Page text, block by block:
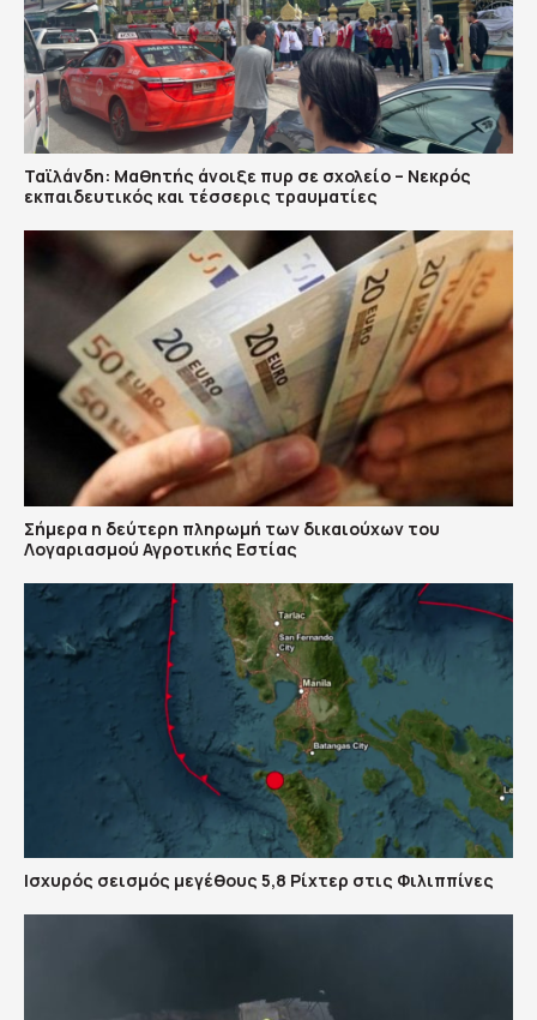
Ταϊλάνδη: Μαθητής άνοιξε πυρ σε σχολείο – Νεκρός
εκπαιδευτικός και τέσσερις τραυματίες
Σήμερα η δεύτερη πληρωμή των δικαιούχων του
Λογαριασμού Αγροτικής Εστίας
Ισχυρός σεισμός μεγέθους 5,8 Ρίχτερ στις Φιλιππίνες